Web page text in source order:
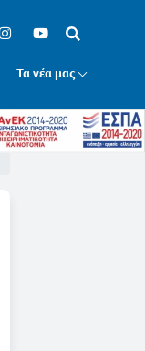
Τα νέα μας